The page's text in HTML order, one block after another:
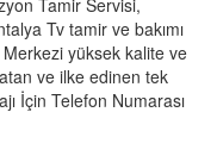
Tamir Servisi,
Tv tamir ve bakımı
Merkezi yüksek kalite ve
ve ilke edinen tek
İçin Telefon Numarası